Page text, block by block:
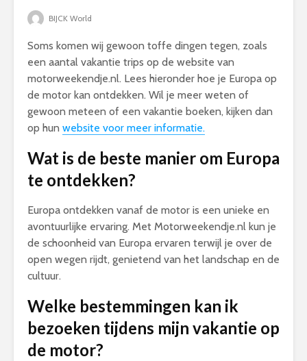
BIJCK World
Soms komen wij gewoon toffe dingen tegen, zoals
een aantal vakantie trips op de website van
motorweekendje.nl. Lees hieronder hoe je Europa op
de motor kan ontdekken. Wil je meer weten of
gewoon meteen of een vakantie boeken, kijken dan
op hun website voor meer informatie.
Wat is de beste manier om Europa
te ontdekken?
Europa ontdekken vanaf de motor is een unieke en
avontuurlijke ervaring. Met Motorweekendje.nl kun je
de schoonheid van Europa ervaren terwijl je over de
open wegen rijdt, genietend van het landschap en de
cultuur.
Welke bestemmingen kan ik
bezoeken tijdens mijn vakantie op
de motor?